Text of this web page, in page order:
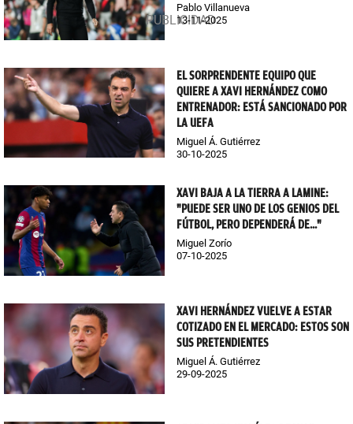
Pablo Villanueva
13-11-2025
EL SORPRENDENTE EQUIPO QUE
QUIERE A XAVI HERNÁNDEZ COMO
ENTRENADOR: ESTÁ SANCIONADO POR
LA UEFA
Miguel Á. Gutiérrez
30-10-2025
XAVI BAJA A LA TIERRA A LAMINE:
"PUEDE SER UNO DE LOS GENIOS DEL
FÚTBOL, PERO DEPENDERÁ DE..."
Miguel Zorío
07-10-2025
XAVI HERNÁNDEZ VUELVE A ESTAR
COTIZADO EN EL MERCADO: ESTOS SON
SUS PRETENDIENTES
Miguel Á. Gutiérrez
29-09-2025